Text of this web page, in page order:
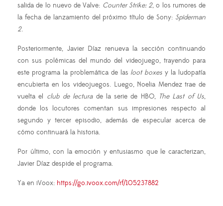
salida de lo nuevo de Valve: Counter Strike: 2, o los rumores de
la fecha de lanzamiento del próximo título de Sony: Spiderman
2.
Posteriormente, Javier Díaz renueva la sección continuando
con sus polémicas del mundo del videojuego, trayendo para
este programa la problemática de las loot boxes y la ludopatía
encubierta en los videojuegos. Luego, Noelia Mendez trae de
vuelta el club de lecturade la serie de HBO, The Last of Us,
donde los locutores comentan sus impresiones respecto al
segundo y tercer episodio, además de especular acerca de
cómo continuará la historia.
Por último, con la emoción y entusiasmo que le caracterizan,
Javier Díaz despide el programa.
Ya en iVoox: https://go.ivoox.com/rf/105237882